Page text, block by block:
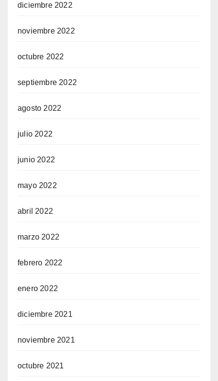
diciembre 2022
noviembre 2022
octubre 2022
septiembre 2022
agosto 2022
julio 2022
junio 2022
mayo 2022
abril 2022
marzo 2022
febrero 2022
enero 2022
diciembre 2021
noviembre 2021
octubre 2021